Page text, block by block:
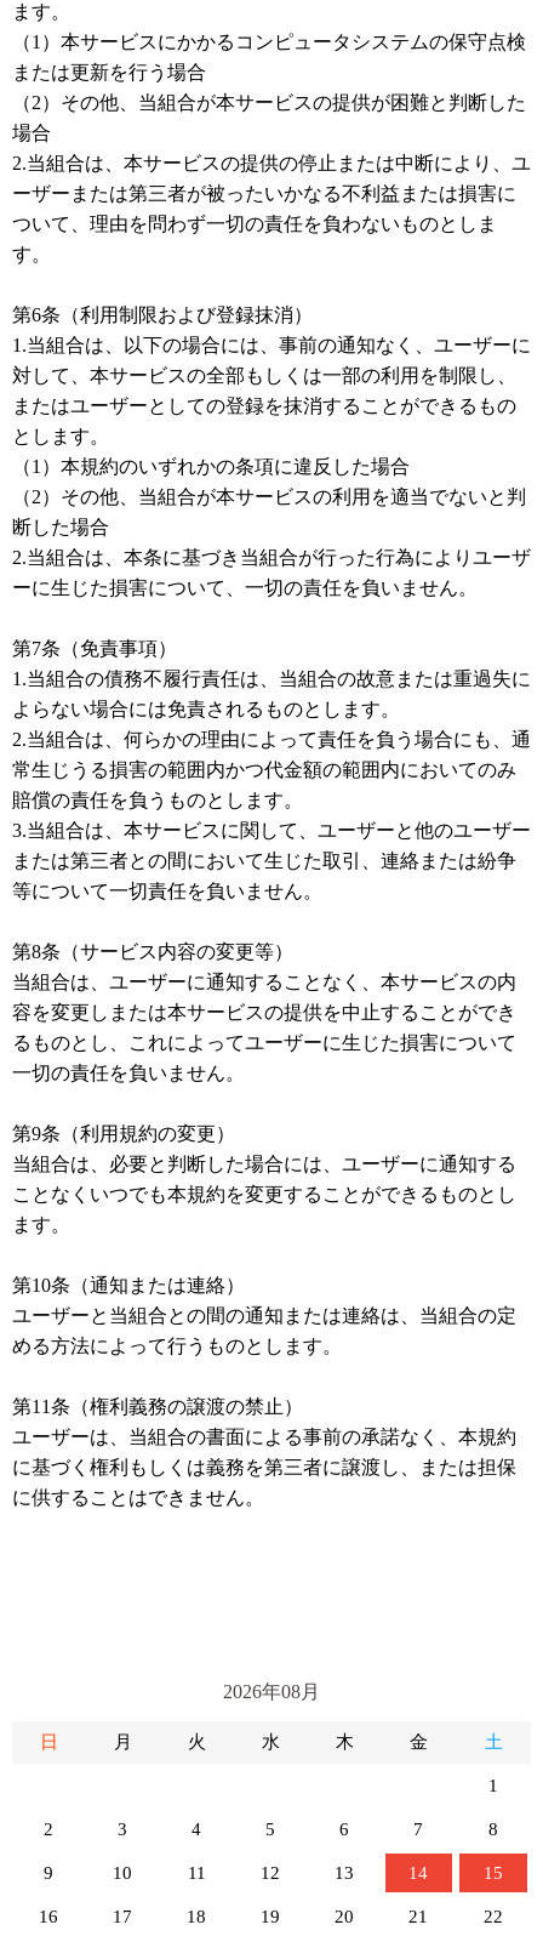
ます。
（1）本サービスにかかるコンピュータシステムの保守点検
または更新を行う場合
（2）その他、当組合が本サービスの提供が困難と判断した
場合
2.当組合は、本サービスの提供の停止または中断により、ユ
ーザーまたは第三者が被ったいかなる不利益または損害に
ついて、理由を問わず一切の責任を負わないものとしま
す。
第6条（利用制限および登録抹消）
1.当組合は、以下の場合には、事前の通知なく、ユーザーに
対して、本サービスの全部もしくは一部の利用を制限し、
またはユーザーとしての登録を抹消することができるもの
とします。
（1）本規約のいずれかの条項に違反した場合
（2）その他、当組合が本サービスの利用を適当でないと判
断した場合
2.当組合は、本条に基づき当組合が行った行為によりユーザ
ーに生じた損害について、一切の責任を負いません。
第7条（免責事項）
1.当組合の債務不履行責任は、当組合の故意または重過失に
よらない場合には免責されるものとします。
2.当組合は、何らかの理由によって責任を負う場合にも、通
常生じうる損害の範囲内かつ代金額の範囲内においてのみ
賠償の責任を負うものとします。
3.当組合は、本サービスに関して、ユーザーと他のユーザー
または第三者との間において生じた取引、連絡または紛争
等について一切責任を負いません。
第8条（サービス内容の変更等）
当組合は、ユーザーに通知することなく、本サービスの内
容を変更しまたは本サービスの提供を中止することができ
るものとし、これによってユーザーに生じた損害について
一切の責任を負いません。
第9条（利用規約の変更）
当組合は、必要と判断した場合には、ユーザーに通知する
ことなくいつでも本規約を変更することができるものとし
ます。
第10条（通知または連絡）
ユーザーと当組合との間の通知または連絡は、当組合の定
める方法によって行うものとします。
第11条（権利義務の譲渡の禁止）
ユーザーは、当組合の書面による事前の承諾なく、本規約
に基づく権利もしくは義務を第三者に譲渡し、または担保
に供することはできません。
2026年08月
日 月 火 水 木 金 土
1
2 3 4 5 6 7 8
9 10 11 12 13 14 15
16 17 18 19 20 21 22